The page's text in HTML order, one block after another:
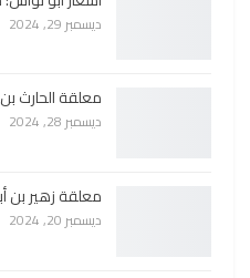
ديسمبر 29, 2024
معلقة الحارث
ديسمبر 28, 2024
معلقة زهير بن
ديسمبر 20, 2024